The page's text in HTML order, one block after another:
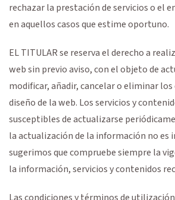
rechazar la prestación de servicios o el
en aquellos casos que estime oportuno.
EL TITULAR se reserva el derecho a
web sin previo aviso, con el objeto de
modificar, añadir, cancelar o eliminar
diseño de la web. Los servicios y
susceptibles de actualizarse
la actualización de la información no es
sugerimos que compruebe siempre la
la información, servicios y contenidos